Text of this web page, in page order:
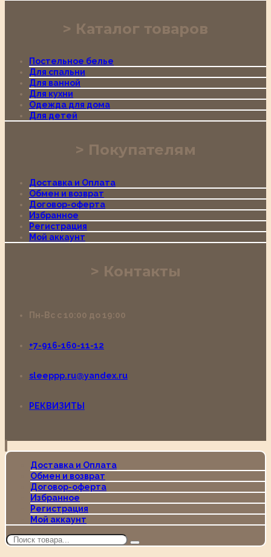
Каталог товаров
Постельное белье
Для спальни
Для ванной
Для кухни
Одежда для дома
Для детей
Покупателям
Доставка и Оплата
Обмен и возврат
Договор-оферта
Избранное
Регистрация
Мой аккаунт
Контакты
Пн-Вс с 10:00 до 19:00
+7-916-160-11-12
sleeppp.ru@yandex.ru
РЕКВИЗИТЫ
Доставка и Оплата
Обмен и возврат
Договор-оферта
Избранное
Регистрация
Мой аккаунт